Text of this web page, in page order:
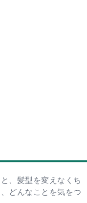
、髪型を変えなくち
どんなことを気をつ